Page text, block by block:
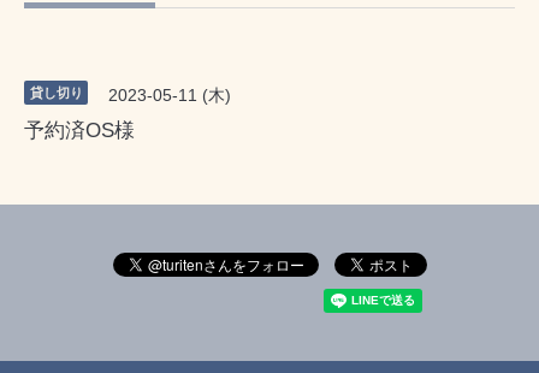
貸し切り 2023-05-11 (木)
予約済OS様